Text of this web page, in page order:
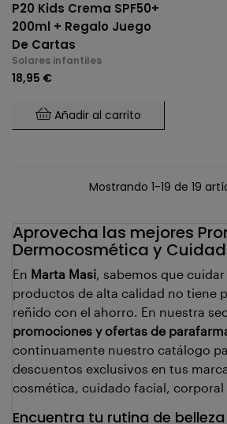
P20 Kids Crema SPF50+
200ml + Regalo Juego
De Cartas
Solares infantiles
18,95 €
Añadir al carrito
Mostrando 1-19 de 19
Aprovecha las mejores
Dermocosmética y
En Marta Masi , sabemos que
productos de alta calidad no tiene
reñido con el ahorro. En nuestra
promociones y ofertas de
continuamente nuestro catálogo
descuentos exclusivos en tus
cosmética, cuidado facial, corporal
Encuentra tu rutina de